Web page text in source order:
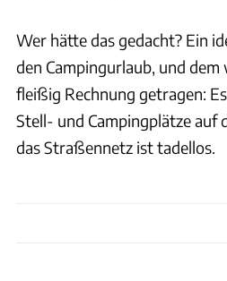
Wer hätte das gedacht? Ein
den Campingurlaub, und
fleißig Rechnung getragen:
Stell- und Campingplätze auf
das Straßennetz ist tadellos.